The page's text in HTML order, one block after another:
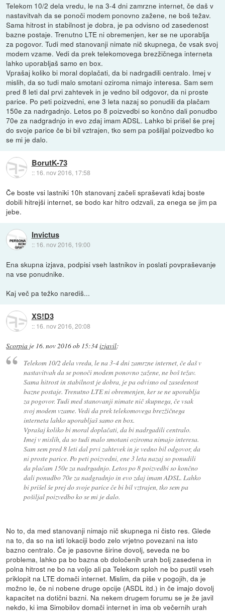
Telekom 10/2 dela vredu, le na 3-4 dni zamrzne internet, če daš v
nastavitvah da se ponoči modem ponovno zažene, ne boš težav.
Sama hitrost in stabilnost je dobra, je pa odvisno od zasedenost
bazne postaje. Trenutno LTE ni obremenjen, ker se ne uporablja
za pogovor. Tudi med stanovanji nimate nič skupnega, če vsak svoj
modem vzame. Vedi da prek telekomovega brezžičnega interneta
lahko uporabljaš samo en box.
Vprašaj koliko bi moral doplačati, da bi nadrgadili centralo. Imej v
mislih, da so tudi malo smotani oziroma nimajo interesa. Sam sem
pred 8 leti dal prvi zahtevek in je vedno bil odgovor, da ni proste
parice. Po peti poizvedni, ene 3 leta nazaj so ponudili da plačam
150e za nadrgadnjo. Letos po 8 poizvedbi so končno dali ponudbo
70e za nadgradnjo in evo zdaj imam ADSL. Lahko bi prišel še prej
do svoje parice če bi bil vztrajen, tko sem pa pošiljal poizvedbo ko
se mi je dalo.
BorutK-73
:: 16. nov 2016, 17:58
Če boste vsi lastniki 10h stanovanj začeli spraševati kdaj boste
dobili hitrejši internet, se bodo kar hitro odzvali, za enega se jim pa
jebe.
Invictus
:: 16. nov 2016, 19:00
Ena skupna izjava, podpisi vseh lastnikov in poslati povpraševanje
na vse ponudnike.
Kaj več pa težko narediš...
XS!D3
:: 16. nov 2016, 20:08
Scorpia je 16. nov 2016 ob 15:34izjavil:
Telekom 10/2 dela vredu, le na 3-4 dni zamrzne internet, če daš v
nastavitvah da se ponoči modem ponovno zažene, ne boš težav.
Sama hitrost in stabilnost je dobra, je pa odvisno od zasedenost
bazne postaje. Trenutno LTE ni obremenjen, ker se ne uporablja
za pogovor. Tudi med stanovanji nimate nič skupnega, če vsak
svoj modem vzame. Vedi da prek telekomovega brezžičnega
interneta lahko uporabljaš samo en box.
Vprašaj koliko bi moral doplačati, da bi nadrgadili centralo.
Imej v mislih, da so tudi malo smotani oziroma nimajo interesa.
Sam sem pred 8 leti dal prvi zahtevek in je vedno bil odgovor, da
ni proste parice. Po peti poizvedni, ene 3 leta nazaj so ponudili
da plačam 150e za nadrgadnjo. Letos po 8 poizvedbi so končno
dali ponudbo 70e za nadgradnjo in evo zdaj imam ADSL. Lahko
bi prišel še prej do svoje parice če bi bil vztrajen, tko sem pa
pošiljal poizvedbo ko se mi je dalo.
No to, da med stanovanji nimajo nič skupnega ni čisto res. Glede
na to, da so na isti lokaciji bodo zelo vrjetno povezani na isto
bazno centralo. Če je pasovne širine dovolj, seveda ne bo
problema, lahko pa bo bazna ob določenih urah bolj zasedena in
polna hitrost ne bo na voljo ali pa Telekom sploh ne bo pustil vseh
priklopit na LTE domači internet. Mislim, da piše v pogojih, da je
možno le, če ni nobene druge opcije (ASDL itd.) in če imajo dovolj
kapacitet na dotični bazni. Na nekem drugem forumu se je že javil
nekdo, ki ima Simobilov domači internet in ima ob večernih urah